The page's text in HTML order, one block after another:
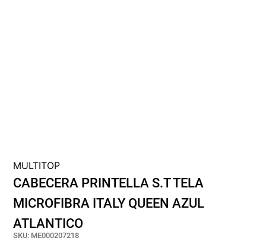
MULTITOP
CABECERA PRINTELLA S.T TELA
MICROFIBRA ITALY QUEEN AZUL
ATLANTICO
SKU: ME000207218